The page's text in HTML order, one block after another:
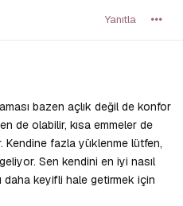
Yanıtla
bazen açlık değil de konfor
de olabilir, kısa emmeler de
Kendine fazla yüklenme lütfen,
Sen kendini en iyi nasıl
daha keyifli hale getirmek için